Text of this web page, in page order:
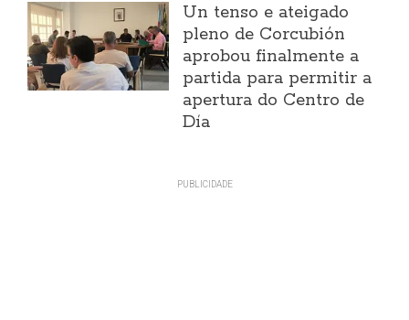
Un tenso e ateigado
pleno de Corcubión
aprobou finalmente a
partida para permitir a
apertura do Centro de
Día